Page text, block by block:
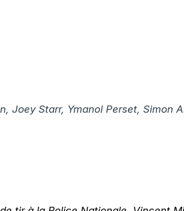
Joey Starr, Ymanol Perset, Simon